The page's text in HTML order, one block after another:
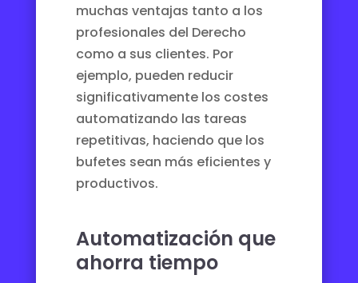
muchas ventajas tanto a los
profesionales del Derecho
como a sus clientes. Por
ejemplo, pueden reducir
significativamente los costes
automatizando las tareas
repetitivas, haciendo que los
bufetes sean más eficientes y
productivos.
Automatización que
ahorra tiempo